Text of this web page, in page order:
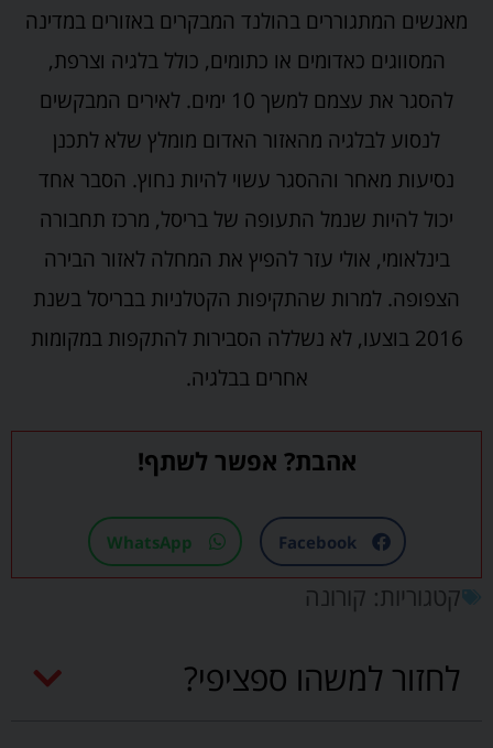
מאנשים המתגוררים בהולנד המבקרים באזורים במדינה
המסווגים כאדומים או כתומים, כולל בלגיה וצרפת,
להסגר את עצמם למשך 10 ימים. לאירים המבקשים
לנסוע לבלגיה מהאזור האדום מומלץ שלא לתכנן
נסיעות מאחר וההסגר עשוי להיות נחוץ. הסבר אחד
יכול להיות שנמל התעופה של בריסל, מרכז תחבורה
בינלאומי, אולי עזר להפיץ את המחלה לאזור הבירה
הצפופה. למרות שהתקיפות הקטלניות בבריסל בשנת
2016 בוצעו, לא נשללה הסבירות להתקפות במקומות
אחרים בבלגיה.
אהבת? אפשר לשתף!
Facebook
WhatsApp
קטגוריות: קורונה
לחזור למשהו ספציפי?